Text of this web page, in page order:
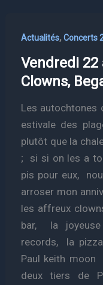
Actualités, Concerts
Vendredi 22
Clowns,
Les autochtones
estivale des
plutôt que la
; si si on les a
pis pour eux,
arroser mon
les affreux
bar, la
records, la
Paul keith moon
deux tiers de